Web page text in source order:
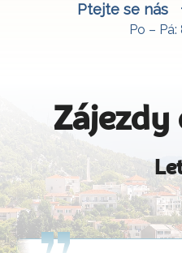
Ptejte se nás
Po – Pá:
Zájezdy